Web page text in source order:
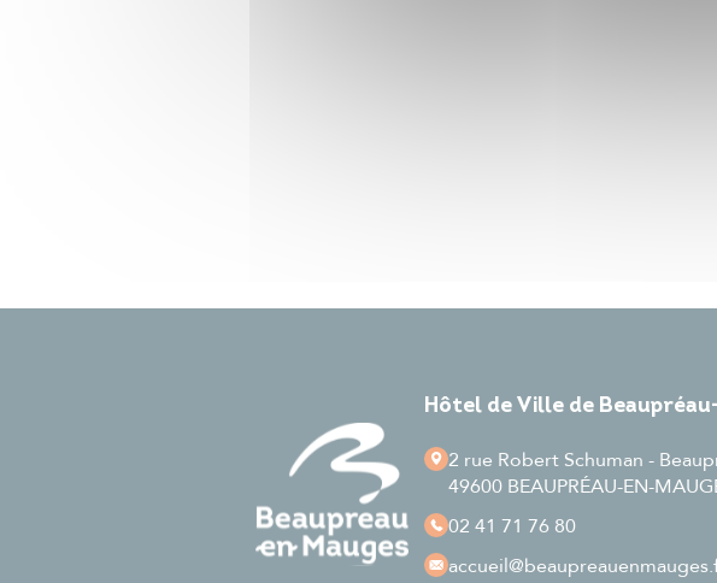
Hôtel de Ville de
2 rue Robert Schuman -
49600 BEAUPRÉAU-EN-
02 41 71 76 80
accueil